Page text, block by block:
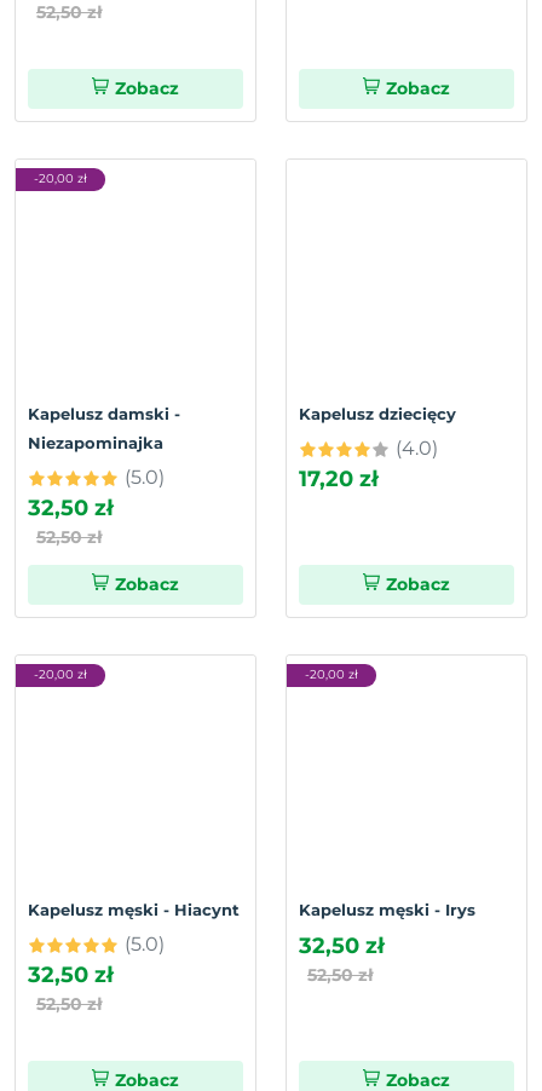
52,50 zł
Zobacz Zobacz
-20,00 zł
Kapelusz damski -
Niezapominajka
(5.0)
32,50 zł
52,50 zł
Zobacz
Kapelusz dziecięcy
(4.0)
17,20 zł
Zobacz
-20,00 zł
Kapelusz męski - Hiacynt
(5.0)
32,50 zł
52,50 zł
Zobacz
-20,00 zł
Kapelusz męski - Irys
32,50 zł
52,50 zł
Zobacz